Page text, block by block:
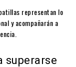
representan lo
y acompañarán a
superarse